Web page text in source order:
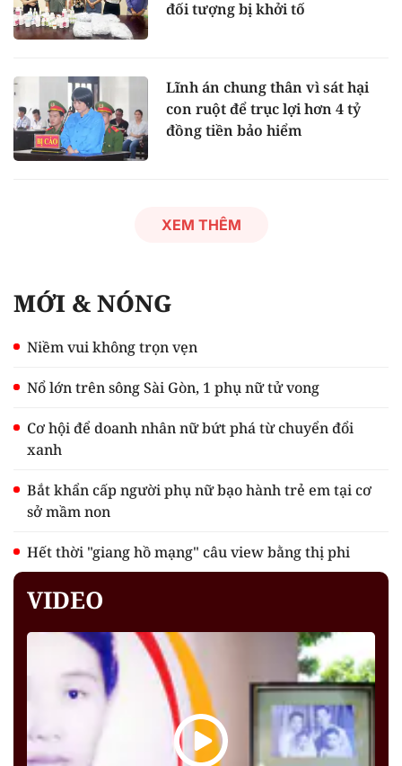
đối tượng bị khởi tố
Lĩnh án chung thân vì sát hại
con ruột để trục lợi hơn 4 tỷ
đồng tiền bảo hiểm
XEM THÊM
MỚI & NÓNG
Niềm vui không trọn vẹn
Nổ lớn trên sông Sài Gòn, 1 phụ nữ tử vong
Cơ hội để doanh nhân nữ bứt phá từ chuyển đổi
xanh
Bắt khẩn cấp người phụ nữ bạo hành trẻ em tại cơ
sở mầm non
Hết thời "giang hồ mạng" câu view bằng thị phi
VIDEO